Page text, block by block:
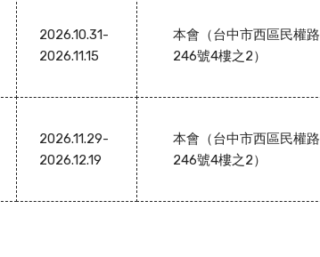
2026.10.31-
2026.11.15
本會（台中市西區民權路
246號4樓之2）
2026.11.29-
2026.12.19
本會（台中市西區民權路
246號4樓之2）